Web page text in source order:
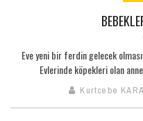
Eve yeni bir ferdin gelecek
Evlerinde köpekleri olan
Kurtcebe KARA